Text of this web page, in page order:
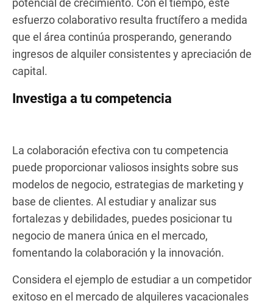
esfuerzo colaborativo resulta fructífero a medida
que el área continúa prosperando, generando
ingresos de alquiler consistentes y apreciación de
capital.
Investiga a tu competencia
La colaboración efectiva con tu competencia
puede proporcionar valiosos insights sobre sus
modelos de negocio, estrategias de marketing y
base de clientes. Al estudiar y analizar sus
fortalezas y debilidades, puedes posicionar tu
negocio de manera única en el mercado,
fomentando la colaboración y la innovación.
Considera el ejemplo de estudiar a un competidor
exitoso en el mercado de alquileres vacacionales